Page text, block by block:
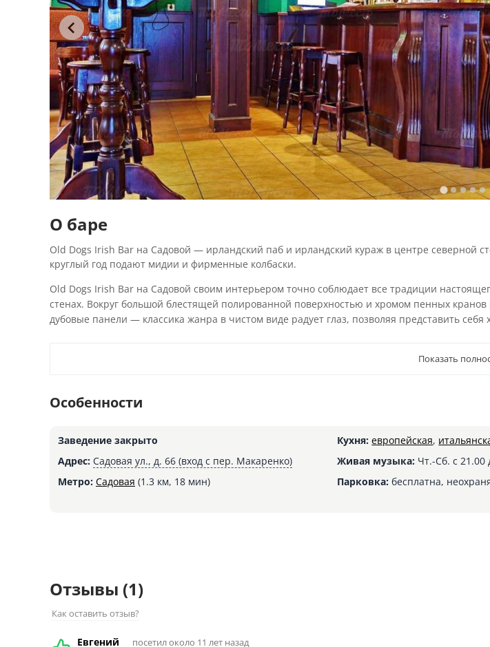
О баре
Old Dogs Irish Bar на Садовой — ирландский паб и ирландский кураж в центре северной
круглый год подают мидии и фирменные колбаски.
Old Dogs Irish Bar на Садовой своим интерьером точно соблюдает все традиции
стенах. Вокруг большой блестящей полированной поверхностью и хромом пенных
дубовые панели — классика жанра в чистом виде радует глаз, позволяя представить себя
Показать
Особенности
Заведение закрыто
Адрес: Садовая ул., д. 66 (вход с пер. Макаренко)
Метро: Садовая (1.3 км, 18 мин)
Кухня: европейская,
Живая музыка: Чт.-Сб. с 21.00
Парковка: бесплатна,
Отзывы (1)
Как оставить отзыв?
Евгений посетил около 11 лет назад